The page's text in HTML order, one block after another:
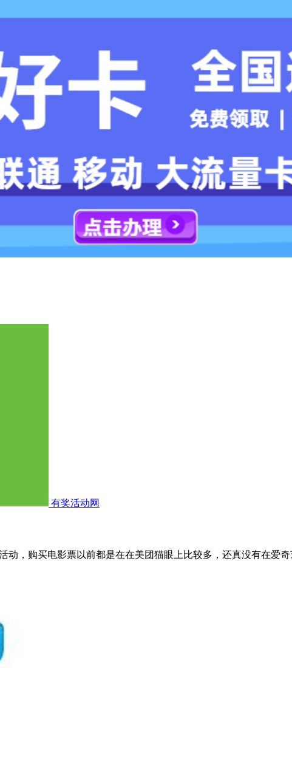
有奖活动网
动，购买电影票以前都是在在美团猫眼上比较多，还真没有在爱